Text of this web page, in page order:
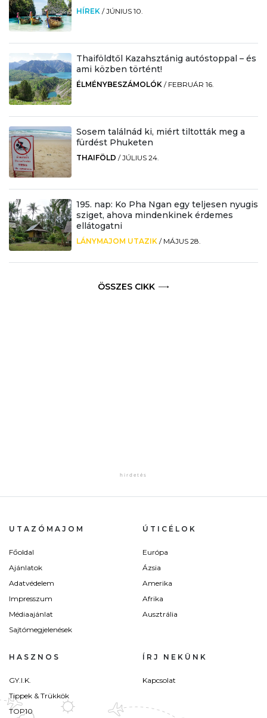
HÍREK /JÚNIUS 10.
Thaiföldtől Kazahsztánig autóstoppal – és
ami közben történt!
ÉLMÉNYBESZÁMOLÓK / FEBRUÁR 16.
Sosem találnád ki, miért tiltották meg a
fürdést Phuketen
THAIFÖLD /JÚLIUS 24.
195. nap: Ko Pha Ngan egy teljesen nyugis
sziget, ahova mindenkinek érdemes
ellátogatni
LÁNYMAJOM UTAZIK / MÁJUS 28.
ÖSSZES CIKK
UTAZÓMAJOM
Főoldal
Ajánlatok
Adatvédelem
Impresszum
Médiaajánlat
Sajtómegjelenések
ÚTICÉLOK
Európa
Ázsia
Amerika
Afrika
Ausztrália
HASZNOS
GY.I.K.
Tippek & Trükkök
TOP10
ÍRJ NEKÜNK
Kapcsolat